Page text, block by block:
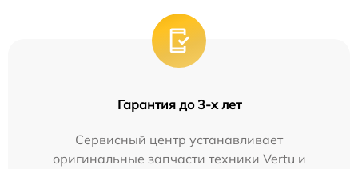
Гарантия до 3-х лет
Сервисный центр устанавливает
оригинальные запчасти техники Vertu и